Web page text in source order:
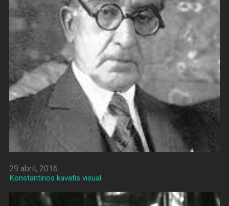
29 abril, 2016
Konstantinos kavafis visual